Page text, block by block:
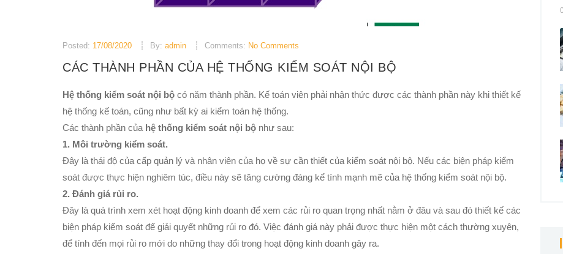
Posted: 17/08/2020 By: admin Comments: No Comments
CÁC THÀNH PHẦN CỦA HỆ THỐNG KIỂM SOÁT NỘI BỘ
Hệ thống kiểm soát nội bộ có năm thành phần. Kế toán viên phải nhận thức được các thành phần này khi thiết kế
hệ thống kế toán, cũng như bất kỳ ai kiểm toán hệ thống.
Các thành phần của hệ thống kiểm soát nội bộ như sau:
1. Môi trường kiểm soát.
Đây là thái độ của cấp quản lý và nhân viên của họ về sự cần thiết của kiểm soát nội bộ. Nếu các biện pháp kiểm
soát được thực hiện nghiêm túc, điều này sẽ tăng cường đáng kể tính mạnh mẽ của hệ thống kiểm soát nội bộ.
2. Đánh giá rủi ro.
Đây là quá trình xem xét hoạt động kinh doanh để xem các rủi ro quan trọng nhất nằm ở đâu và sau đó thiết kế các
biện pháp kiểm soát để giải quyết những rủi ro đó. Việc đánh giá này phải được thực hiện một cách thường xuyên,
để tính đến mọi rủi ro mới do những thay đổi trong hoạt động kinh doanh gây ra.